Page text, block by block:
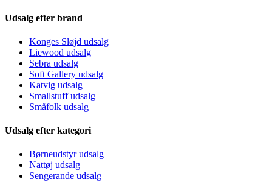
Udsalg efter brand
Konges Sløjd udsalg
Liewood udsalg
Sebra udsalg
Soft Gallery udsalg
Katvig udsalg
Smallstuff udsalg
Småfolk udsalg
Udsalg efter kategori
Børneudstyr udsalg
Nattøj udsalg
Sengerande udsalg